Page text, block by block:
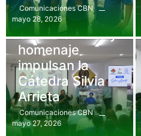
Comunicaciones CBN
mayo 28, 2026
Eventos, Gastronomía
Conversatorio y
homenaje
impulsan la
Cátedra Silvia
Arrieta
Comunicaciones CBN
mayo 27, 2026